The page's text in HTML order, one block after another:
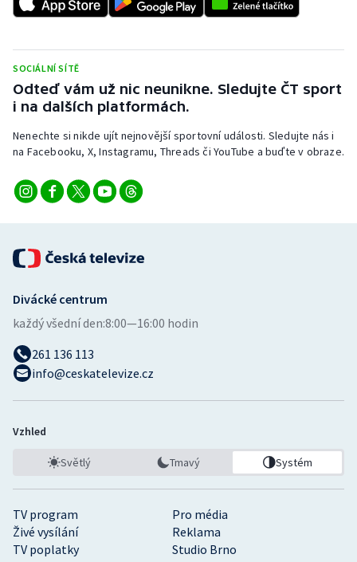
SOCIÁLNÍ SÍTĚ
Odteď vám už nic neunikne. Sledujte ČT sport
i na dalších platformách.
Nenechte si nikde ujít nejnovější sportovní události. Sledujte nás i
na Facebooku, X, Instagramu, Threads či YouTube a buďte v obraze.
TV program
Pro média
Živé vysílání
Reklama
TV poplatky
Studio Brno
Divácké centrum
každý všední den:8:00—16:00 hodin
261 136 113
info@ceskatelevize.cz
Vzhled
Světlý Tmavý Systém